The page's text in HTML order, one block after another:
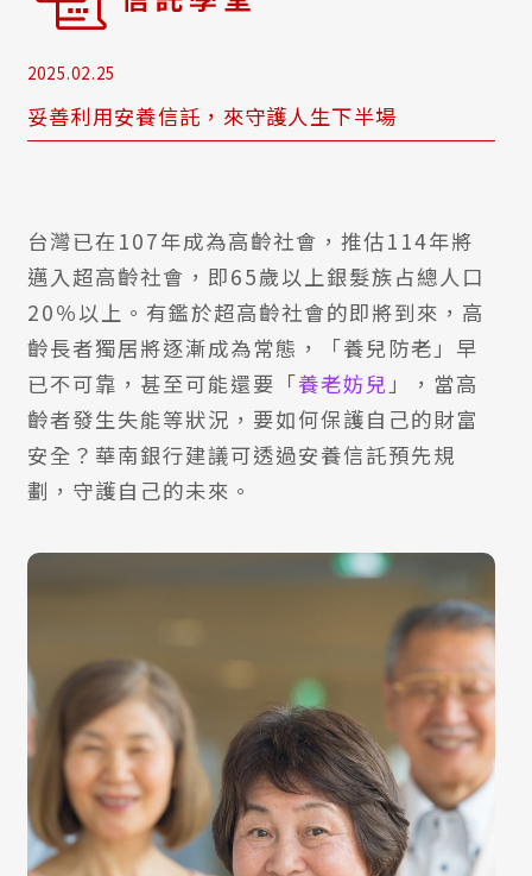
2025.02.25
妥善利用安養信託，來守護人生下半場
台灣已在107年成為高齡社會，推估114年將
邁入超高齡社會，即65歲以上銀髮族占總人口
20％以上。有鑑於超高齡社會的即將到來，高
齡長者獨居將逐漸成為常態，「養兒防老」早
已不可靠，甚至可能還要「養老妨兒」，當高
齡者發生失能等狀況，要如何保護自己的財富
安全？華南銀行建議可透過安養信託預先規
劃，守護自己的未來。